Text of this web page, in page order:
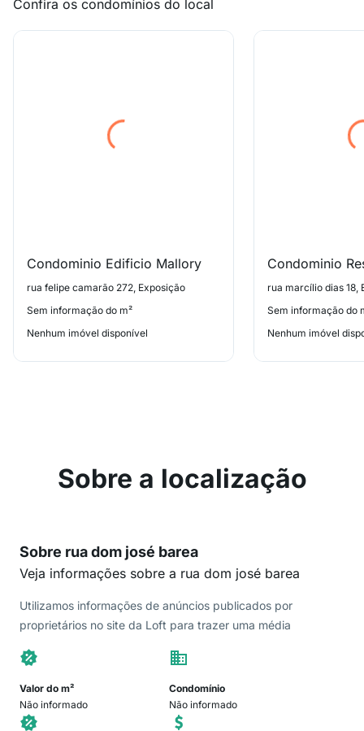
Confira os condomínios do local
Condominio Edificio Mallory
rua felipe camarão 272, Exposição
Sem informação do m²
Nenhum imóvel disponível
rua marcílio dias 18,
Sem informação do
Nenhum imóvel
Sobre a localização
Sobre rua dom josé barea
Veja informações sobre a rua dom josé barea
Utilizamos informações de anúncios publicados por
proprietários no site da Loft para trazer uma média
Valor do m²
Não informado
Condomínio
Não informado